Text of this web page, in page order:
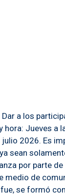
a los
hora: Jueves
2026. Es
sean
por parte
medio de
se formó